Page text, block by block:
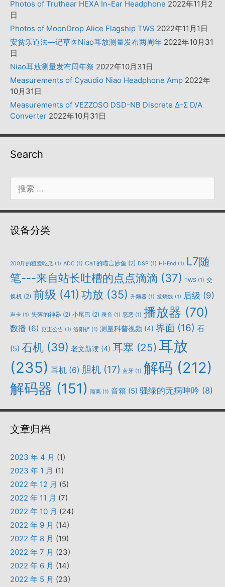
Photos of Truthear HEXA In-Ear Headphone 2022年11月2
日
Photos of MoonDrop Alice Flagship TWS 2022年11月1日
安贫乐道法—记草医Niao耳放测量发布两周年 2022年10月31
日
Niao耳放测量发布周年祭 2022年10月31日
Measurements of Cyaudio Niao Headphone Amp 2022年
10月31日
Measurements of VEZZOSO DSD-NB Discrete Δ-Σ D/A
Converter 2022年10月31日
Search
索：
设备分类
200斤的猹爱吃瓜 (1) ADC (1) CaT的喵言妙鱼 (2) DSP (1) Hi-End (1) L7随
笔---来自站长吐槽的点点滴滴 (37) TWS (1) 交
换机 (2) 前级 (41) 功放 (35) 升频器 (1) 发烧线 (1) 后级 (9)
声卡 (1) 失落的神器 (2) 小尾巴 (2) 录音 (1) 恶恶 (1) 播放器 (70)
数播 (6) 更正公告 (1) 洛阳铲 (1) 测量科普视频 (4) 界面 (16) 石
(5) 石机 (39) 老文新读 (4) 耳塞 (25) 耳放
(235) 耳机 (6) 胆机 (17) 蓝牙 (1) 解码 (212)
解码器 (151) 隔离 (1) 音箱 (5) 骚绿的无病呻吟 (8)
文章归档
2023 年 4 月 (1)
2023 年 1 月 (1)
2022 年 12 月 (5)
2022 年 11 月 (7)
2022 年 10 月 (24)
2022 年 9 月 (14)
2022 年 8 月 (19)
2022 年 7 月 (23)
2022 年 6 月 (14)
2022 年 5 月 (23)